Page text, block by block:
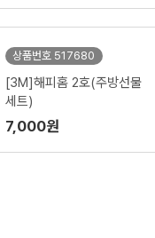
상품번호 517680
[3M]해피홈 2호(주방선물
세트)
7,000원